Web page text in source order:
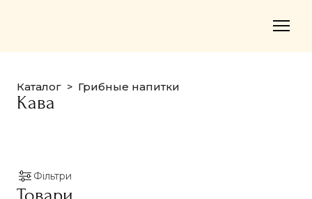
Каталог Грибные напитки
Кава
Фільтри